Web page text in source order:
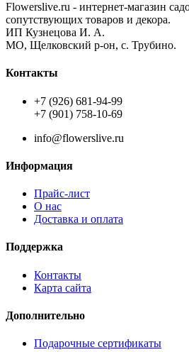
Flowerslive.ru - интернет-магазин
сопутствующих товаров и декора.
ИП Кузнецова И. А.
МО, Щелковский р-он, с. Трубино.
Контакты
+7 (926) 681-94-99
+7 (901) 758-10-69
info@flowerslive.ru
Информация
Прайс-лист
О нас
Доставка и оплата
Поддержка
Контакты
Карта сайта
Дополнительно
Подарочные сертификаты